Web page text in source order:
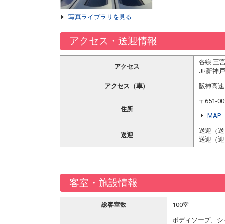
写真ライブラリを見る
アクセス・送迎情報
アクセス
各線 三
JR新神
アクセス（車） 阪神高速
住所
〒651-
MAP
送迎
送迎（
送迎（
客室・施設情報
総客室数 100室
ボディソープ、